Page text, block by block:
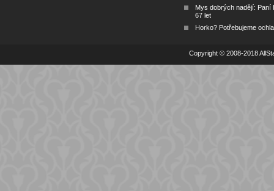
Mys dobrých nadějí: Paní
67 let
Horko? Potřebujeme
Copyright © 2008-2018